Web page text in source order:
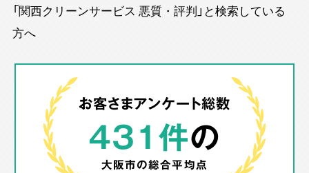
「関西クリーンサービス 悪質・評判」と検索している
方へ
お客さまアンケート総数
431件の
大阪市の総合平均点